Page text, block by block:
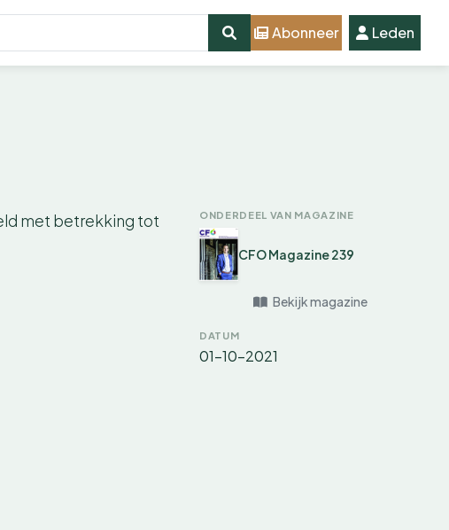
Abonneer Leden
met betrekking tot
ONDERDEEL VAN MAGAZINE
CFO Magazine 239
Bekijk magazine
DATUM
01-10-2021